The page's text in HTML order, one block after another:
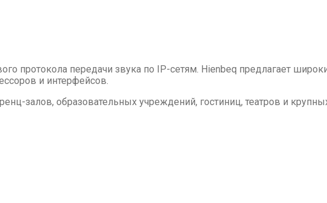
протокола передачи звука по IP-сетям. Hienbeq предлагает
и интерфейсов.
залов, образовательных учреждений, гостиниц, театров и